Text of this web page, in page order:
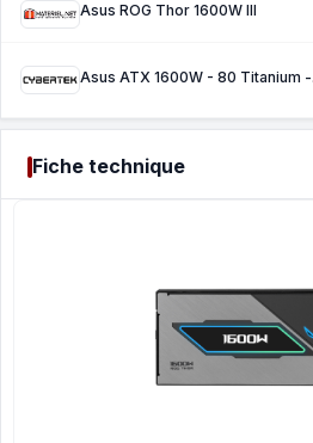
Asus ROG Thor 1600W III
Fiche technique